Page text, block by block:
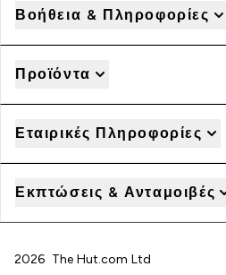
Βοήθεια & Πληροφορίες
Προϊόντα
Εταιρικές Πληροφορίες
Εκπτώσεις & Ανταμοιβές
2026 The Hut.com Ltd